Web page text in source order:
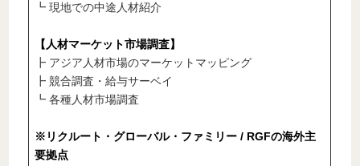
┗ 現地での中途人材紹介
【人材マーケット市場調査】
┣ アジア人材市場のマーケットマッピング
┣ 競合調査・給与サーベイ
┗ 各種人材市場調査
※リクルート・グローバル・ファミリー / RGFの海外主
要拠点